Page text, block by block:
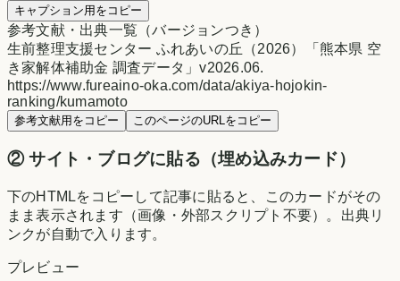
キャプション用をコピー
参考文献・出典一覧（バージョンつき）
生前整理支援センター ふれあいの丘（2026）「熊本県 空
き家解体補助金 調査データ」v2026.06.
https://www.fureaino-oka.com/data/akiya-hojokin-
ranking/kumamoto
参考文献用をコピー このページのURLをコピー
② サイト・ブログに貼る（埋め込みカード）
下のHTMLをコピーして記事に貼ると、このカードがその
まま表示されます（画像・外部スクリプト不要）。出典リ
ンクが自動で入ります。
プレビュー